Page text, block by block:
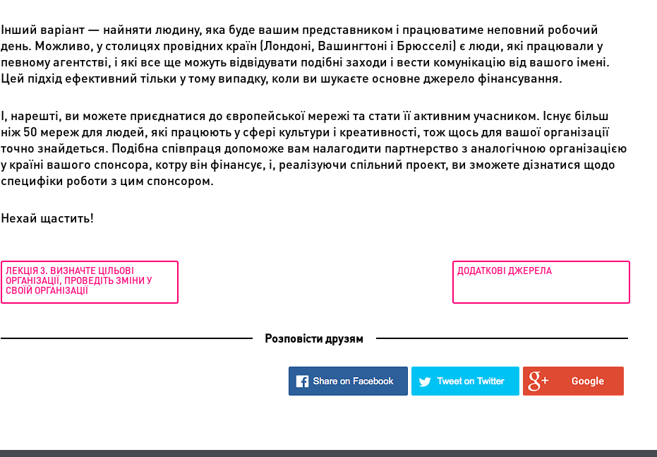
Інший варіант — найняти людину, яка буде вашим представником і працюватиме неповний робочий
день. Можливо, у столицях провідних країн (Лондоні, Вашингтоні і Брюсселі) є люди, які працювали у
певному агентстві, і які все ще можуть відвідувати подібні заходи і вести комунікацію від вашого імені.
Цей підхід ефективний тільки у тому випадку, коли ви шукаєте основне джерело фінансування.
І, нарешті, ви можете приєднатися до європейської мережі та стати її активним учасником. Існує більш
ніж 50 мереж для людей, які працюють у сфері культури і креативності, тож щось для вашої організації
точно знайдеться. Подібна співпраця допоможе вам налагодити партнерство з аналогічною організацією
у країні вашого спонсора, котру він фінансує, і, реалізуючи спільний проект, ви зможете дізнатися щодо
специфіки роботи з цим спонсором.
Нехай щастить!
ЛЕКЦІЯ 3. ВИЗНАЧТЕ ЦІЛЬОВІ
ОРГАНІЗАЦІЇ, ПРОВЕДІТЬ ЗМІНИ У
СВОЇЙ ОРГАНІЗАЦІЇ
ДОДАТКОВІ ДЖЕРЕЛА
Розповісти друзям